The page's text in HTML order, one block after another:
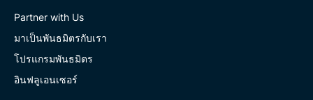
Partner with Us
มาเป็นพันธมิตรกับเรา
โปรแกรมพันธมิตร
อินฟลูเอนเซอร์